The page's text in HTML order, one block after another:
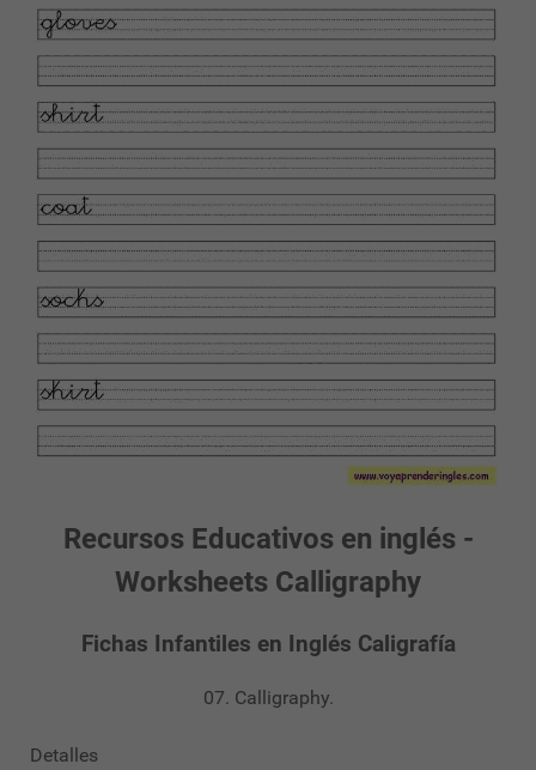
Recursos Educativos en inglés -
Worksheets Calligraphy
Fichas Infantiles en Inglés Caligrafía
07. Calligraphy.
Detalles